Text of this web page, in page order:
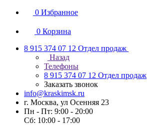
0 Избранное
0 Корзина
8 915 374 07 12 Отдел продаж
Назад
Телефоны
8 915 374 07 12 Отдел продаж
Заказать звонок
info@kraskimsk.ru
г. Москва, ул Осенняя 23
Пн - Пт: 9:00 - 20:00
Сб: 10:00 - 17:00